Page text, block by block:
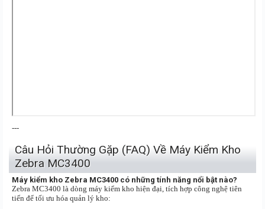
---
Câu Hỏi Thường Gặp (FAQ) Về Máy Kiểm Kho
Zebra MC3400
Máy kiểm kho Zebra MC3400 có những tính năng nổi bật nào?
Zebra MC3400 là dòng máy kiểm kho hiện đại, tích hợp công nghệ tiên
tiến để tối ưu hóa quản lý kho: